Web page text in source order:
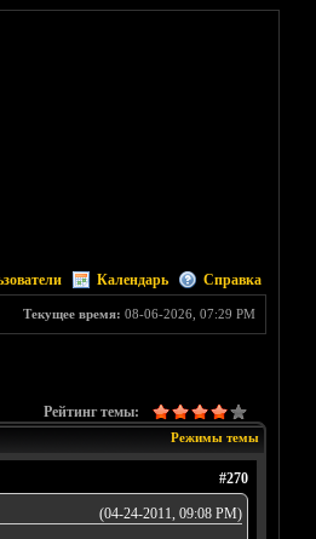
Календарь Справка
Текущее время: 08-06-2026, 07:29 PM
Рейтинг темы:
Режимы темы
#270
(04-24-2011, 09:08 PM)